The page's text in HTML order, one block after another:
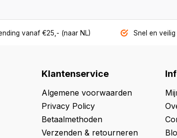
vanaf €25,- (naar NL) Snel en
Klantenservice
Algemene voorwaarden
Privacy Policy
Betaalmethoden
Verzenden & retourneren